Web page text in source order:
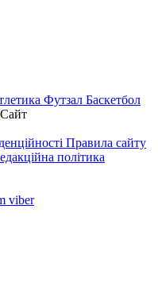
Футзал Баскетбол
Сайт
Правила сайту
політика
viber